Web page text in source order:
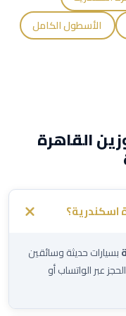
الأسطول الكامل
القاهرة
اسكندرية؟
بسيارات حديثة وسائقين
عبر الواتساب أو